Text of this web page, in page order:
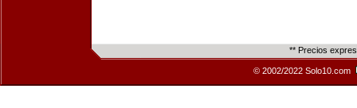
** Precios
© 2002/2022 Solo10.com